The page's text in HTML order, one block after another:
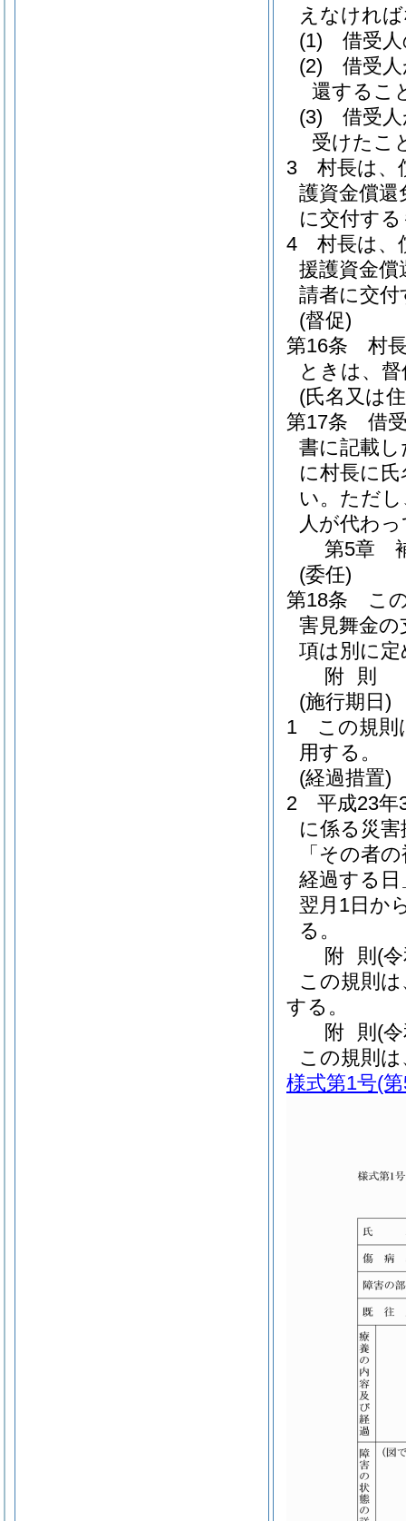
えなけれ
(1)
借受
(2)
借受
還するこ
(3)
借受
受けたこ
3
村長は、
護資金償還
に交付す
4
村長は、
援護資金償
請者に交
(督促)
第16条
村
ときは、
(氏名又は
第17条
借
書に記載
に村長に
い。 ただ
人が代わ
第5章
(委任)
第18条
こ
害見舞金
項は別に
附 則
(施行期日)
1
この規則
用する。
(経過措置)
2
平成23
に係る災
「その者
経過する
翌月1日か
る。
附 則 (
この規則
する。
附 則 (
この規則
様式第1号(